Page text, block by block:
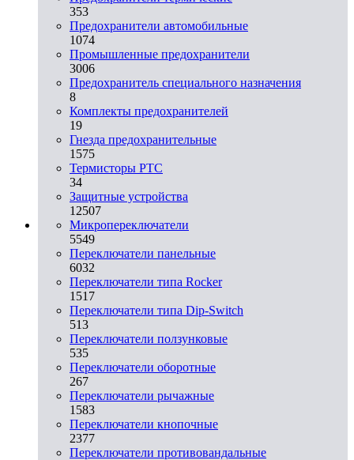
353
Предохранители автомобильные
1074
Промышленные предохранители
3006
Предохранитель специального назначения
8
Комплекты предохранителей
19
Гнезда предохранительные
1575
Термисторы PTC
34
Защитные устройства
12507
Микропереключатели
5549
Переключатели панельные
6032
Переключатели типа Rocker
1517
Переключатели типа Dip-Switch
513
Переключатели ползунковые
535
Переключатели оборотные
267
Переключатели рычажные
1583
Переключатели кнопочные
2377
Переключатели противовандальные